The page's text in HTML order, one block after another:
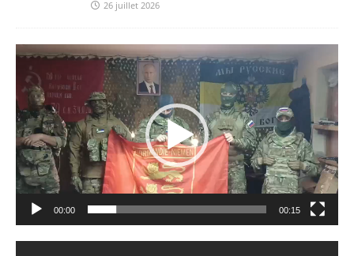
26 juillet 2026
Lecteur
vidéo
00:00 00:15